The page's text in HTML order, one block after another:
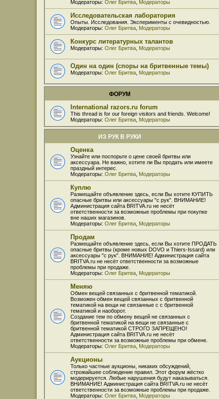
Модераторы: Олег Бритва Модераторы
Исследовательская лаборатория
Опыты. Исследования. Эксперименты с очевидностью.
Модераторы: Олег Бритва Модераторы
Конкурс литературных талантов
Модераторы: Олег Бритва Модераторы
Один на один (споры на бритвенные темы)
Модераторы: Олег Бритва Модераторы
ФОРУМ
International razors.ru forum
This thread is for our foreign visitors and friends. Welcome!
Модераторы: Олег Бритва Модераторы
ИЗ РУК В РУКИ
Оценка
Узнайте или поспорьте о цене своей бритвы или
аксессуара. Не важно, хотите ли Вы продать или имеете
праздный интерес.
Модераторы: Олег Бритва Модераторы
Куплю
Размещайте объявление здесь, если Вы хотите КУПИТЬ
опасные бритвы или аксессуары "с рук". ВНИМАНИЕ!
Администрация сайта BRITVA.ru не несёт
ответственности за возможные проблемы при покупке
вне наших магазинов.
Модераторы: Олег Бритва Модераторы
Продам
Размещайте объявление здесь, если Вы хотите ПРОДАТЬ
опасные бритвы (кроме новых DOVO и Thiers-Issard) или
аксессуары "с рук". ВНИМАНИЕ! Администрация сайта
BRITVA.ru не несёт ответственности за возможные
проблемы при продаже.
Модераторы: Олег Бритва Модераторы
Меняю
Обмен вещей связанных с бритвенной тематикой.
Возможен обмен вещей связанных с бритвенной
тематикой на вещи не связанные с с бритвенной
тематикой и наоборот.
Создание тем по обмену вещей не связанных с
бритвенной тематикой на вещи не связанные с
бритвенной тематикой СТРОГО ЗАПРЕЩЕНО!
Администрация сайта BRITVA.ru не несёт
ответственности за возможные проблемы при обмене.
Модераторы: Олег Бритва Модераторы
Аукционы
Только частные аукционы, никаких обсуждений,
строжайшее соблюдение правил. Этот форум жёстко
модерируется. Любые нарушения будут наказываться.
ВНИМАНИЕ! Администрация сайта BRITVA.ru не несёт
ответственности за возможные проблемы при продаже.
Модераторы: Олег Бритва Модераторы